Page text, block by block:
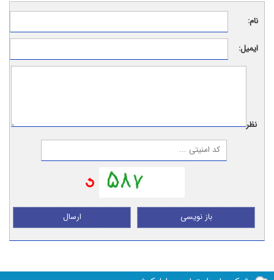
نام:
ایمیل:
نظر:
ارسال باز نویسی